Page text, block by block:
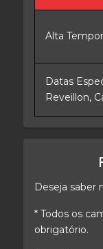
Alta
Datas
Reveillon,
Deseja saber
* Todos os
obrigatório.